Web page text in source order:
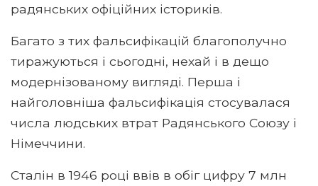
радянських офіційних істориків.
Багато з тих фальсифікацій благополучно
тиражуються і сьогодні, нехай і в дещо
модернізованому вигляді. Перша і
найголовніша фальсифікація стосувалася
числа людських втрат Радянського Союзу і
Німеччини.
Сталін в 1946 році ввів в обіг цифру 7 млн ​​